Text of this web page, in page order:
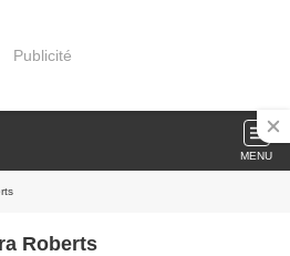
Publicité
MENU
Roberts